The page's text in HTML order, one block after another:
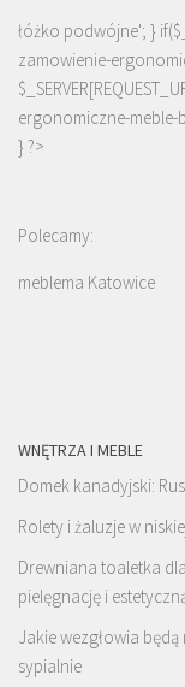
łóżko podwójne'; }
zamowienie-
ergonomiczne-
} ?>
Polecamy:
meblema Katowice
WNĘTRZA I MEBLE
Domek kanadyjski:
Rolety i żaluzje w
Drewniana toaletka
pielęgnację i
Jakie wezgłowia
sypialnie